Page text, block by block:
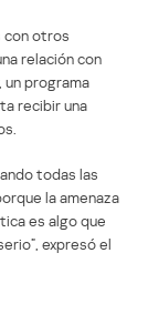
con otros
relación con
programa
recibir una
todas las
la amenaza
es algo que
expresó el